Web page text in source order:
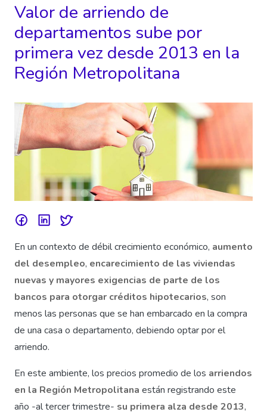
Valor de arriendo de
departamentos sube por
primera vez desde 2013 en la
Región Metropolitana
En un contexto de débil crecimiento económico, aumento
del desempleo, encarecimiento de las viviendas
nuevas y mayores exigencias de parte de los
bancos para otorgar créditos hipotecarios, son
menos las personas que se han embarcado en la compra
de una casa o departamento, debiendo optar por el
arriendo.
En este ambiente, los precios promedio de los arriendos
en la Región Metropolitana están registrando este
año -al tercer trimestre- su primera alza desde 2013,